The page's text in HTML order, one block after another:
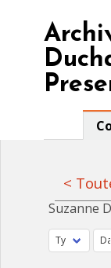
<
Suzanne